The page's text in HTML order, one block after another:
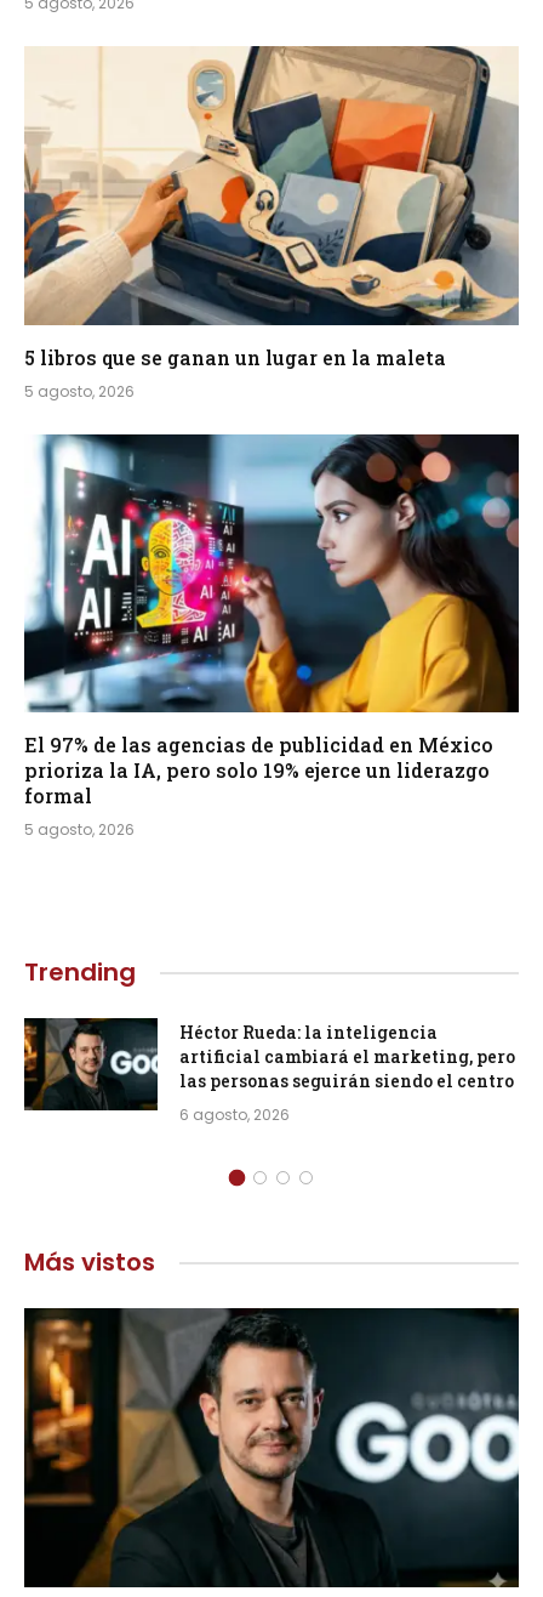
5 libros que se ganan un lugar en la maleta
5 agosto, 2026
El 97% de las agencias de publicidad en México
prioriza la IA, pero solo 19% ejerce un liderazgo
formal
5 agosto, 2026
Trending
Héctor Rueda: la inteligencia
artificial cambiará el marketing, pero
las personas seguirán siendo el centro
6 agosto, 2026
Más vistos